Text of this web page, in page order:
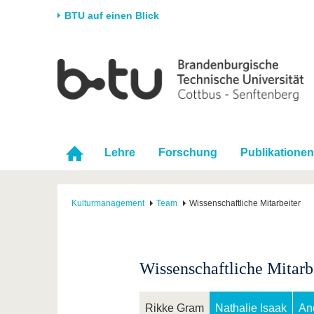
BTU auf einen Blick
Universität
Karriere & Engagement
Partnerschaften &
Strukturwandel
Forschung
Förderung
Wissenschaftlicher
Nachwuchs
Im
Lehre Forschung Publikationen
Kulturmanagement Team Wissenschaftliche Mitarbeiter
Wissenschaftliche
Rikke Gram Nathalie Isaak